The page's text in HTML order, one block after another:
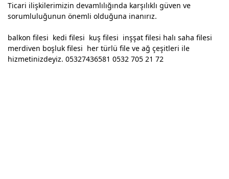
Ticari ilişkilerimizin devamlılığında karşılıklı güven ve
sorumluluğunun önemli olduğuna inanırız.
balkon filesi kedi filesi kuş filesi inşşat filesi halı saha filesi
merdiven boşluk filesi her türlü file ve ağ çeşitleri ile
hizmetinizdeyiz. 05327436581 0532 705 21 72